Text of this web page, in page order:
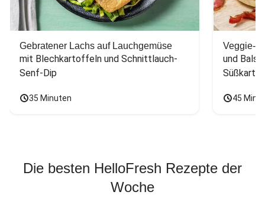
Gebratener Lachs auf Lauchgemüse
mit Blechkartoffeln und Schnittlauch-
Senf-Dip
35 Minuten
Veggie-
und
45
Die besten HelloFresh Rezepte der
Woche